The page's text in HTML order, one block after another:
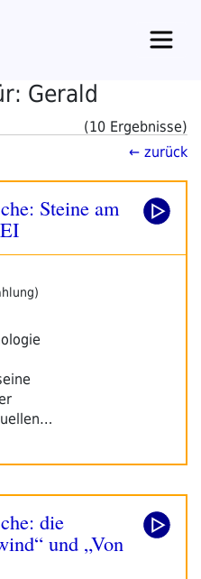
Gerald
(10 Ergebnisse)
← zurück
Steine am
die
und „Von